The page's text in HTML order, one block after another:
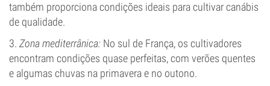
também proporciona condições ideais para cultivar canábis
de qualidade.
3. Zona mediterrânica: No sul de França, os cultivadores
encontram condições quase perfeitas, com verões quentes
e algumas chuvas na primavera e no outono.